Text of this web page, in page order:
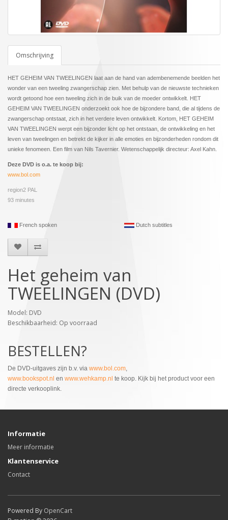
Omschrijving
HET GEHEIM VAN TWEELINGEN laat aan de hand van adembenemende beelden het
wonder van een tweeling zwangerschap zien. Met behulp van de nieuwste technieken
wordt getoond hoe een tweeling zich in de buik van de moeder ontwikkelt. HET
GEHEIM VAN TWEELINGEN onderzoekt ook hoe de bijzondere band, die al tijdens de
zwangerschap ontstaat, zich in het verdere leven ontwikkelt. Kortom, HET GEHEIM
VAN TWEELINGEN werpt een bijzonder licht op het ontstaan, de ontwikkeling en het
leven van tweelingen en betrekt de kijker in alle emoties en bijzonderheden rondom dit
unieke fenomeen. Een film van Nils Tavernier. Wetenschappelijk directeur: Axel Kahn.
Deze DVD is o.a. te koop bij:
www.bol.com
region2 PAL
93 minutes
French spoken Dutch subtitles
Het geheim van
TWEELINGEN (DVD)
Model: DVD
Beschikbaarheid: Op voorraad
BESTELLEN?
De DVD-uitgaves zijn b.v. via www.bol.com,
www.bookspot.nl en www.wehkamp.nl te koop. Kijk bij het product voor een
directe verkooplink.
Informatie
Meer informatie
Klantenservice
Contact
Powered By OpenCart